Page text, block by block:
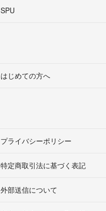
SPU
はじめての方へ
プライバシーポリシー
特定商取引法に基づく表記
外部送信について